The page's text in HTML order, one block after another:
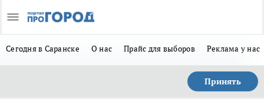
Сегодня в Саранске О нас Прайс для выборов Реклама у нас
Принять